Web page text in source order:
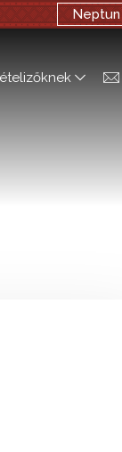
Neptun